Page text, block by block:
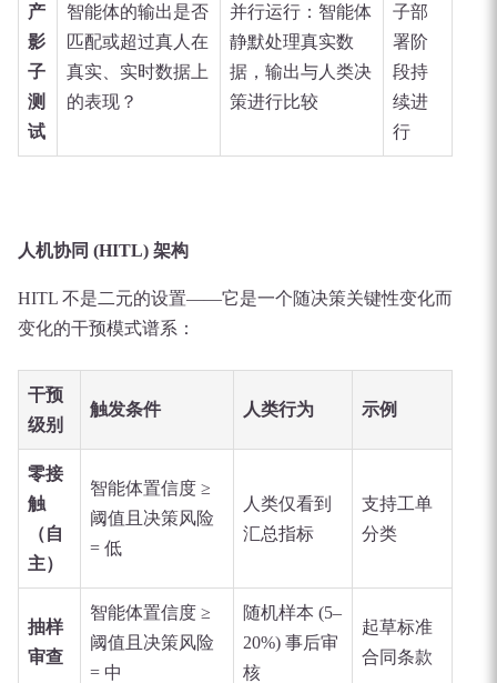
产
影
子
测
试
智能体的输出是否
匹配或超过真人在
真实、实时数据上
的表现？
并行运行：智能体
静默处理真实数
据，输出与人类决
策进行比较
子部
署阶
段持
续进
行
人机协同 (HITL) 架构
HITL 不是二元的设置——它是一个随决策关键性变化而
变化的干预模式谱系：
干预
级别
触发条件 人类行为 示例
零接
触
（自
主）
智能体置信度 ≥
阈值且决策风险
= 低
人类仅看到
汇总指标
支持工单
分类
抽样
审查
智能体置信度 ≥
阈值且决策风险
= 中
随机样本 (5–
20%) 事后审
核
起草标准
合同条款